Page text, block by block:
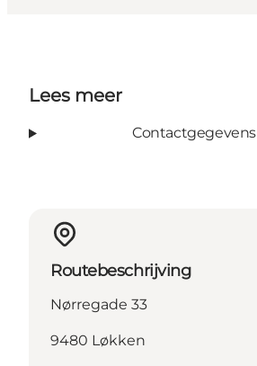
Lees meer
Contactgegevens
Routebeschrijving
Nørregade 33
9480 Løkken